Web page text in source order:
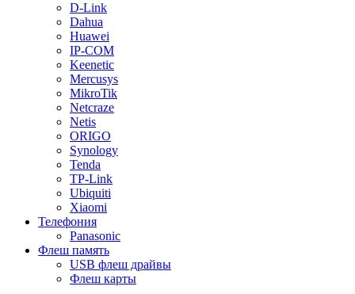
D-Link
Dahua
Huawei
IP-COM
Keenetic
Mercusys
MikroTik
Netcraze
Netis
ORIGO
Synology
Tenda
TP-Link
Ubiquiti
Xiaomi
Телефония
Panasonic
Флеш память
USB флеш драйвы
Флеш карты